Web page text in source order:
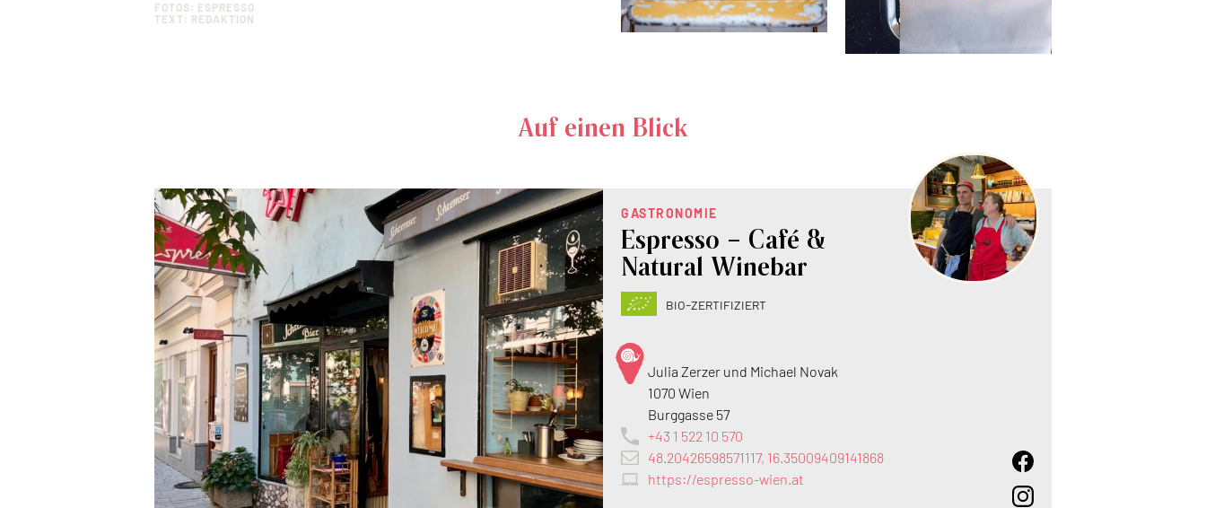
FOTOS: ESPRESSO
TEXT: REDAKTION
Auf einen Blick
GASTRONOMIE
Espresso – Café &
Natural Winebar
bio-zertifiziert
Julia Zerzer und Michael Novak
1070 Wien
Burggasse 57
+43 1 522 10 570
48.20426598571117, 16.35009409141868
https://espresso-wien.at